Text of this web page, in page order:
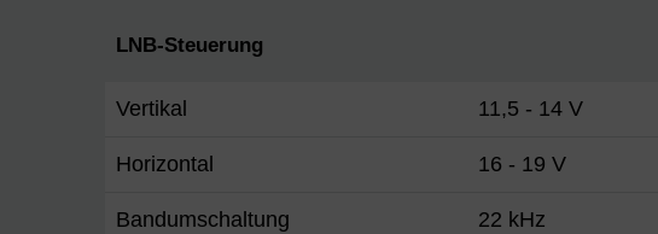
LNB-Steuerung
Vertikal 11,5 - 14 V
Horizontal 16 - 19 V
Bandumschaltung 22 kHz